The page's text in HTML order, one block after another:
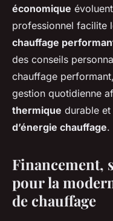
économique
professionnel facilite
chauffage
des conseils
chauffage
gestion quotidienne
thermique durable
d’énergie chauffage.
Financement,
pour la
de chauffage